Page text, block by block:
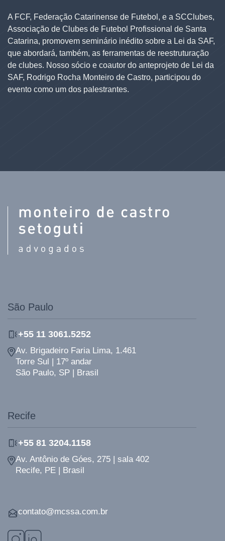
A FCF, Federação Catarinense de Futebol, e a SCClubes,
Associação de Clubes de Futebol Profissional de Santa
Catarina, promovem seminário inédito sobre a Lei da SAF,
que abordará, também, as ferramentas de reestruturação
de clubes. Nosso sócio e coautor do anteprojeto de Lei da
SAF, Rodrigo Rocha Monteiro de Castro, participou do
evento como um dos palestrantes.
São Paulo
+55 11 3061.5252
Av. Brigadeiro Faria Lima, 1.461
Torre Sul | 17º andar
São Paulo, SP | Brasil
Recife
+55 81 3204.1158
Av. Antônio de Góes, 275 | sala 402
Recife, PE | Brasil
contato@mcssa.com.br